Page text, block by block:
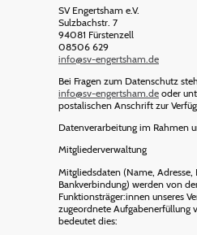
SV Engertsham e.V.
Sulzbachstr. 7
94081 Fürstenzell
08506 629
info@sv-engertsham.de
Bei Fragen zum Datenschutz
info@sv-engertsham.de oder
postalischen Anschrift zur
Datenverarbeitung im Rahmen
Mitgliederverwaltung
Mitgliedsdaten (Name, Adresse,
Bankverbindung) werden von
Funktionsträger:innen unseres
zugeordnete Aufgabenerfüllung
bedeutet dies: